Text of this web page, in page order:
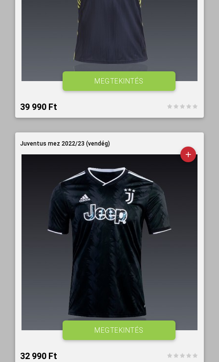
39 990 Ft‎
MEGTEKINTÉS
Juventus mez 2022/23 (vendég)
32 990 Ft‎
MEGTEKINTÉS